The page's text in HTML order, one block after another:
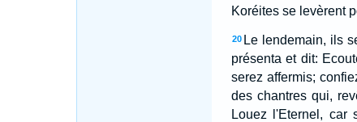
Koréites se levèrent
20 Le lendemain, ils
présenta et dit:
serez affermis;
des chantres qui,
Louez l'Eternel, car